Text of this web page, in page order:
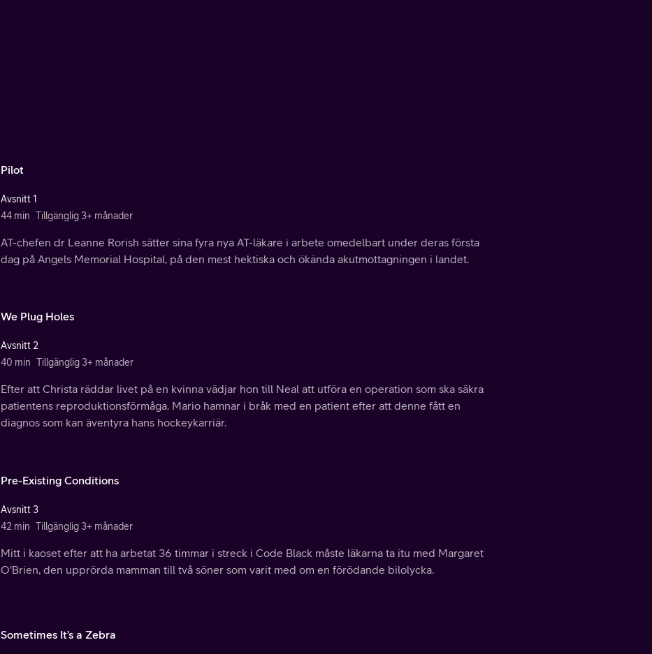
Pilot
Avsnitt 1
44 min Tillgänglig 3+ månader
AT-chefen dr Leanne Rorish sätter sina fyra nya AT-läkare i arbete omedelbart under deras första
dag på Angels Memorial Hospital, på den mest hektiska och ökända akutmottagningen i landet.
We Plug Holes
Avsnitt 2
40 min Tillgänglig 3+ månader
Efter att Christa räddar livet på en kvinna vädjar hon till Neal att utföra en operation som ska säkra
patientens reproduktionsförmåga. Mario hamnar i bråk med en patient efter att denne fått en
diagnos som kan äventyra hans hockeykarriär.
Pre-Existing Conditions
Avsnitt 3
42 min Tillgänglig 3+ månader
Mitt i kaoset efter att ha arbetat 36 timmar i streck i Code Black måste läkarna ta itu med Margaret
O'Brien, den upprörda mamman till två söner som varit med om en förödande bilolycka.
Sometimes It’s a Zebra